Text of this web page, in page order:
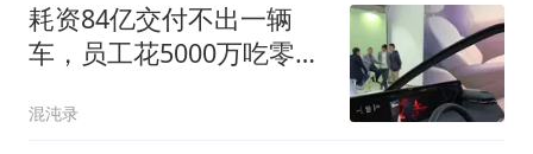
耗资84亿交付不出一辆
车，员工花5000万吃零
混沌录